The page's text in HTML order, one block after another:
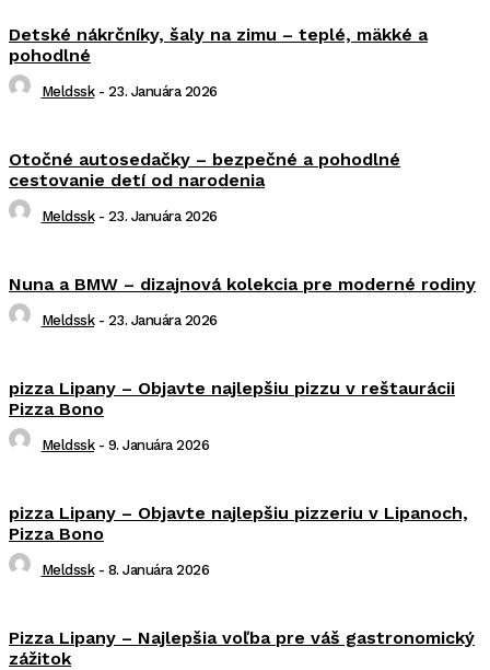
Detské nákrčníky, šaly na zimu – teplé, mäkké a
pohodlné
Meldssk - 23. Januára 2026
Otočné autosedačky – bezpečné a pohodlné
cestovanie detí od narodenia
Meldssk - 23. Januára 2026
Nuna a BMW – dizajnová kolekcia pre moderné rodiny
Meldssk - 23. Januára 2026
pizza Lipany – Objavte najlepšiu pizzu v reštaurácii
Pizza Bono
Meldssk - 9. Januára 2026
pizza Lipany – Objavte najlepšiu pizzeriu v Lipanoch,
Pizza Bono
Meldssk - 8. Januára 2026
Pizza Lipany – Najlepšia voľba pre váš gastronomický
zážitok